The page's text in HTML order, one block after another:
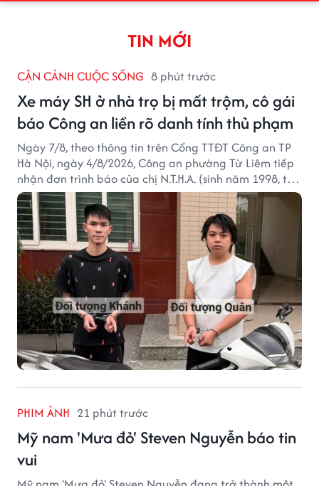
TIN MỚI
CẬN CẢNH CUỘC SỐNG 8 phút trước
Xe máy SH ở nhà trọ bị mất trộm, cô gái
báo Công an liền rõ danh tính thủ phạm
Ngày 7/8, theo thông tin trên Cổng TTĐT Công an TP
Hà Nội, ngày 4/8/2026, Công an phường Từ Liêm tiếp
nhận đơn trình báo của chị N.T.H.A. (sinh năm 1998, trú
tại phường Từ Liêm) về việc bị kẻ gian lấy trộm chiếc
xe mô tô Honda SH 125i, tại khu nhà trọ nơi đang sinh
sống.
PHIM ẢNH 21 phút trước
Mỹ nam 'Mưa đỏ' Steven Nguyễn báo tin
vui